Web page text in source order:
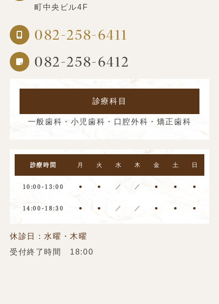
町中央ビル4F
082-258-6411
082-258-6412
診療科目
一般歯科・小児歯科・口腔外科・矯正歯科
診療時間 月 火 水 木 金 土 日
10:00-13:00 ● ● ／ ／ ● ● ●
14:00-18:30 ● ● ／ ／ ● ● ●
休診日：水曜・木曜
受付終了時間 18:00